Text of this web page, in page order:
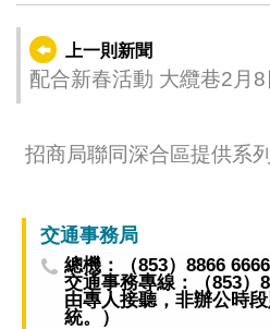
上一則新聞
配合新春活動 大纜巷2月
招商局聯同深合區提供系列營
交通事務局
總機：（853）8866 6666
交通事務專線：（853）
由專人接聽，非辦公時
統。）